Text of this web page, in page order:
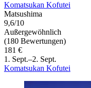
Komatsukan Kofutei
Matsushima
9,6/10
Außergewöhnlich
(180 Bewertungen)
181 €
1. Sept.–2. Sept.
Komatsukan Kofutei